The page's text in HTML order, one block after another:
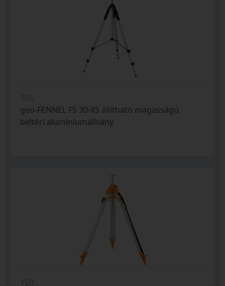
geo-FENNEL FS 30-XS állítható magasságú
beltéri alumíniumállvány